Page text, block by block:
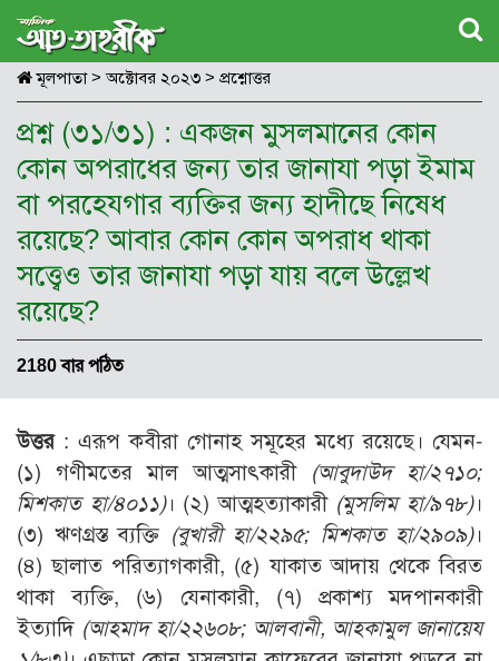
মূলপাতা> অক্টোবর ২০২৩ > প্রশ্নোত্তর
প্রশ্ন (৩১/৩১) : একজন মুসলমানের কোন
কোন অপরাধের জন্য তার জানাযা পড়া ইমাম
বা পরহেযগার ব্যক্তির জন্য হাদীছে নিষেধ
রয়েছে? আবার কোন কোন অপরাধ থাকা
সত্ত্বেও তার জানাযা পড়া যায় বলে উল্লেখ
রয়েছে?
2180 বার পঠিত
উত্তর: এরূপ কবীরা গোনাহ সমূহের মধ্যে রয়েছে। যেমন-
(১) গণীমতের মাল আত্মসাৎকারী (আবুদাউদ হা/২৭১০;
মিশকাত হা/৪০১১)। (২) আত্মহত্যাকারী (মুসলিম হা/৯৭৮)।
(৩) ঋণগ্রস্ত ব্যক্তি (বুখারী হা/২২৯৫; মিশকাত হা/২৯০৯)।
(৪) ছালাত পরিত্যাগকারী, (৫) যাকাত আদায় থেকে বিরত
থাকা ব্যক্তি, (৬) যেনাকারী, (৭) প্রকাশ্য মদপানকারী
ইত্যাদি (আহমাদ হা/২২৬০৮; আলবানী, আহকামুল জানায়েয